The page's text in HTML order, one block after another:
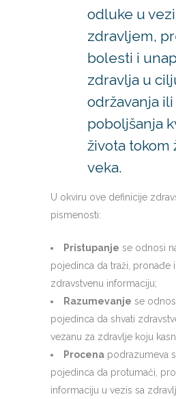
odluke u
zdravljem,
bolesti i
zdravlja u
održavanja ili
poboljšanja
života tokom
veka.
U okviru ove definicije
pismenosti:
Pristupanje se odnosi
pojedinca da traži, pronađe
zdravstvenu informaciju;
Razumevanje se
pojedinca da shvati
vezanu za zdravlje koju
Procena podrazumeva
pojedinca da protumači,
informaciju u vezis sa